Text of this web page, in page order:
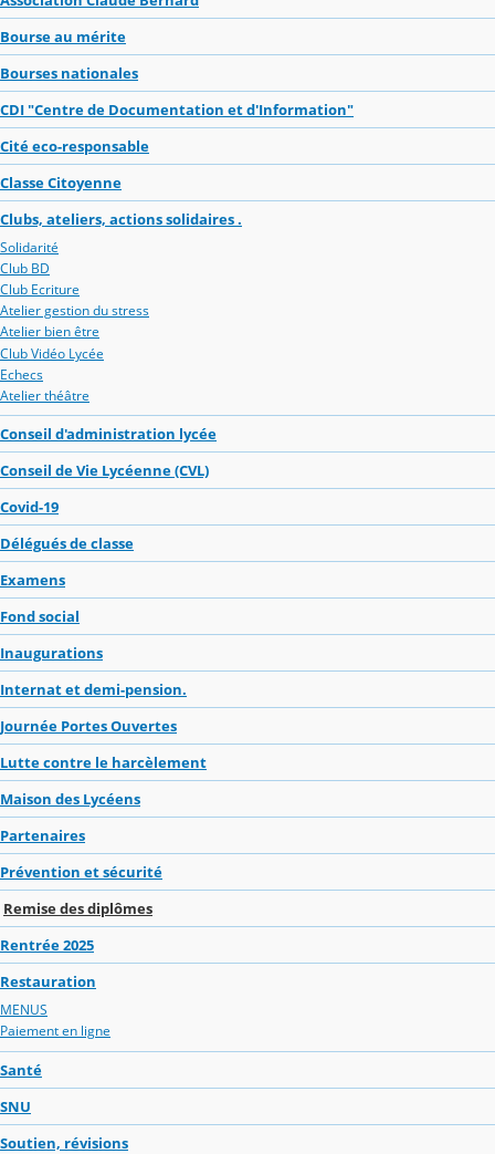
Bourse au mérite
Bourses nationales
CDI "Centre de Documentation et d'Information"
Cité eco-responsable
Classe Citoyenne
Clubs, ateliers, actions solidaires .
Solidarité
Club BD
Club Ecriture
Atelier gestion du stress
Atelier bien être
Club Vidéo Lycée
Echecs
Atelier théâtre
Conseil d'administration lycée
Conseil de Vie Lycéenne (CVL)
Covid-19
Délégués de classe
Examens
Fond social
Inaugurations
Internat et demi-pension.
Journée Portes Ouvertes
Lutte contre le harcèlement
Maison des Lycéens
Partenaires
Prévention et sécurité
Remise des diplômes
Rentrée 2025
Restauration
MENUS
Paiement en ligne
Santé
SNU
Soutien, révisions